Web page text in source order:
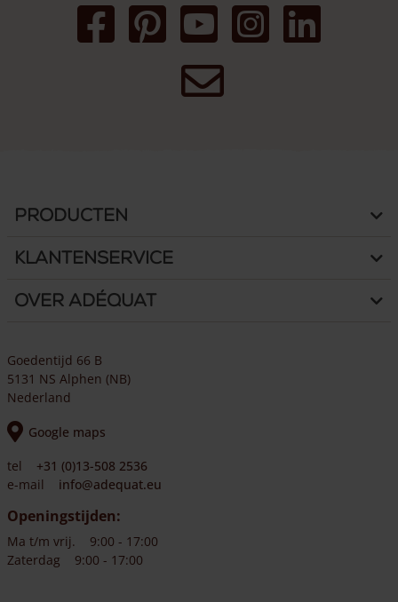
Producten
Klantenservice
Over Adéquat
Goedentijd 66 B
5131 NS Alphen (NB)
Nederland
Google maps
tel
+31 (0)13-508 2536
e-mail
info@adequat.eu
Openingstijden:
Ma t/m vrij.
9:00 - 17:00
Zaterdag
9:00 - 17:00